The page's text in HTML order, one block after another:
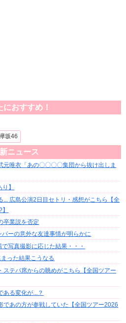
におすすめ！
坂46
ニュース
元唯衣「あの〇〇〇〇集団から抜け出しま
】
... 広島公演2日目セトリ・感想がこちら【全
卒業説を否定
バーの意外な友達事情が明らかに
写真撮影に応じた結果・・・
った結果こうなる
ステバ席からの眺めがこちら【全国ツアー
ある変化が...？
であの方が参戦していた【全国ツアー2026